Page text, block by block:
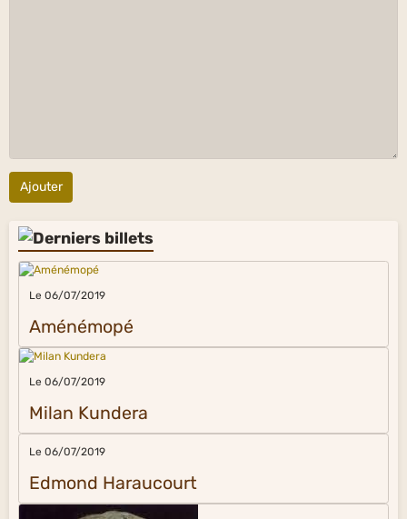
Ajouter
Le 06/07/2019
Aménémopé
Le 06/07/2019
Milan Kundera
Le 06/07/2019
Edmond Haraucourt